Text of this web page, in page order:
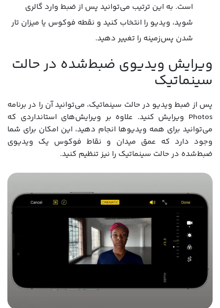
است. به این ترتیب می‌توانید پس از ضبط وارد گالری
شوید، ویدیو را انتخاب کنید و نقطه فوکوس یا میزان تار
شدن پس‌زمینه را تغییر دهید.
ویرایش ویدیوی ضبط‌شده در حالت
سینماتیک
پس از ضبط ویدیو در حالت سینماتیک، می‌توانید آن را در برنامه
Photos ویرایش کنید. علاوه بر ویرایش‌های استانداردی که
می‌توانید برای همه ویدیوها انجام دهید، این امکان برای شما
وجود دارد که عمق میدان و نقاط فوکوس یک ویدیوی
ضبط‌شده در حالت سینماتیک را نیز تنظیم کنید.